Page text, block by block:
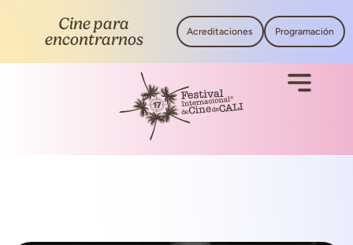
Cine para
encontrarnos
Acreditaciones Programación